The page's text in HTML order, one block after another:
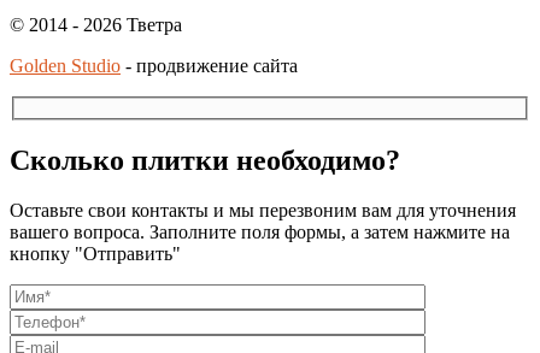
© 2014 - 2026 Тветра
Golden Studio - продвижение сайта
Сколько плитки необходимо?
Оставьте свои контакты и мы перезвоним вам для уточнения
вашего вопроса. Заполните поля формы, а затем нажмите на
кнопку "Отправить"